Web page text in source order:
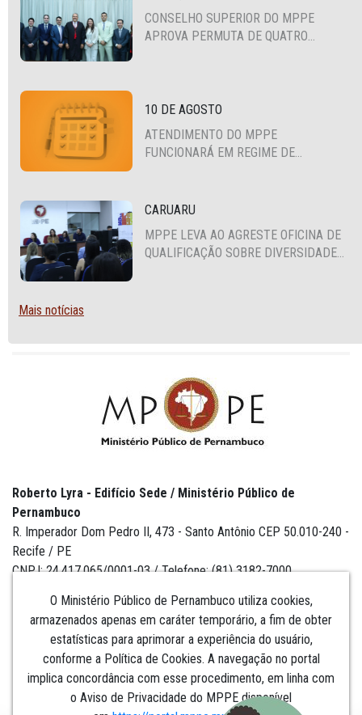
CONSELHO SUPERIOR DO MPPE
APROVA PERMUTA DE QUATRO
10 DE AGOSTO
ATENDIMENTO DO MPPE
FUNCIONARÁ EM REGIME DE
CARUARU
MPPE LEVA AO AGRESTE OFICINA DE
QUALIFICAÇÃO SOBRE DIVERSIDADE
Mais notícias
O Ministério Público de Pernambuco utiliza cookies,
armazenados apenas em caráter temporário, a fim de obter
estatísticas para aprimorar a experiência do usuário,
conforme a Política de Cookies. A navegação no portal
implica concordância com esse procedimento, em linha com
o Aviso de Privacidade do MPPE disponível
Roberto Lyra - Edifício Sede / Ministério Público de
Pernambuco
R. Imperador Dom Pedro II, 473 - Santo Antônio CEP 50.010-240 -
Recife / PE
CNPJ: 24.417.065/0001-03 / Telefone: (81) 3182-7000
Institucional
Comunicação